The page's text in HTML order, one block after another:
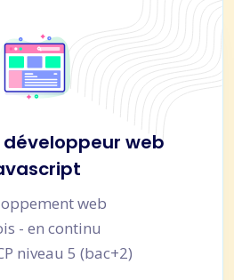
web
web
- en continu
niveau 5 (bac+2)